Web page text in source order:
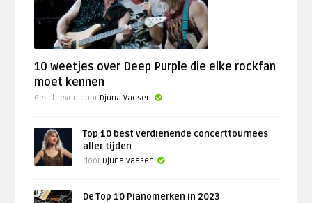
10 weetjes over Deep Purple die elke rockfan
moet kennen
Geschreven door Djuna Vaesen
Top 10 best verdienende concerttournees
aller tijden
door Djuna Vaesen
De Top 10 Pianomerken in 2023